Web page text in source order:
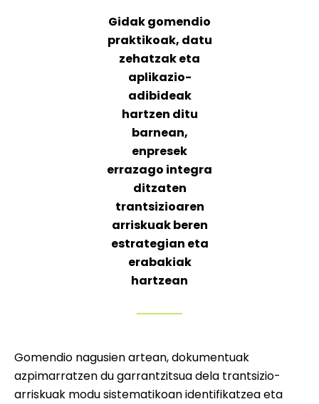
Gidak gomendio
praktikoak, datu
zehatzak eta
aplikazio-
adibideak
hartzen ditu
barnean,
enpresek
errazago integra
ditzaten
trantsizioaren
arriskuak beren
estrategian eta
erabakiak
hartzean
Gomendio nagusien artean, dokumentuak
azpimarratzen du garrantzitsua dela trantsizio-
arriskuak modu sistematikoan identifikatzea eta